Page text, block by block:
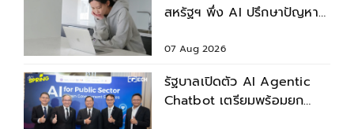
สหรัฐฯ พึ่ง AI ปรึกษาปัญหา
07 Aug 2026
รัฐบาลเปิดตัว AI Agentic
Chatbot เตรียมพร้อมยก